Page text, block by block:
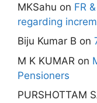
MKSahu on FR
regarding
Biju Kumar B on
M K KUMAR on
Pensioners
PURSHOTTAM